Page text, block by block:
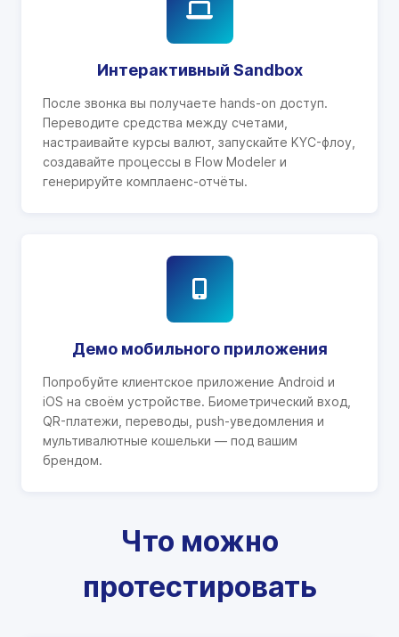
Интерактивный Sandbox
После звонка вы получаете hands-on доступ.
Переводите средства между счетами,
настраивайте курсы валют, запускайте KYC-флоу,
создавайте процессы в Flow Modeler и
генерируйте комплаенс-отчёты.
Демо мобильного приложения
Попробуйте клиентское приложение Android и
iOS на своём устройстве. Биометрический вход,
QR-платежи, переводы, push-уведомления и
мультивалютные кошельки — под вашим
брендом.
Что можно
протестировать